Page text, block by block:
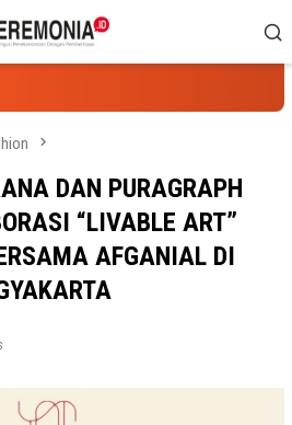
DAN PURAGRAPH
“LIVABLE ART”
AFGANIAL DI